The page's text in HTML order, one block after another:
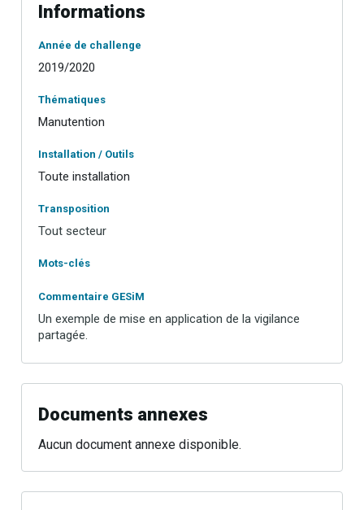
Informations
Année de challenge
2019/2020
Thématiques
Manutention
Installation / Outils
Toute installation
Transposition
Tout secteur
Mots-clés
Commentaire GESiM
Un exemple de mise en application de la vigilance
partagée.
Documents annexes
Aucun document annexe disponible.